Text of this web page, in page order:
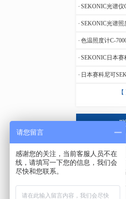
SEKONIC光谱照
色温照度计C-
热线：
邮箱：
公司地址：陕西
号华奥大厦B座
请您留言
感谢您的关注，当前客服人员不在
线，请填写一下您的信息，我们会
尽快和您联系。